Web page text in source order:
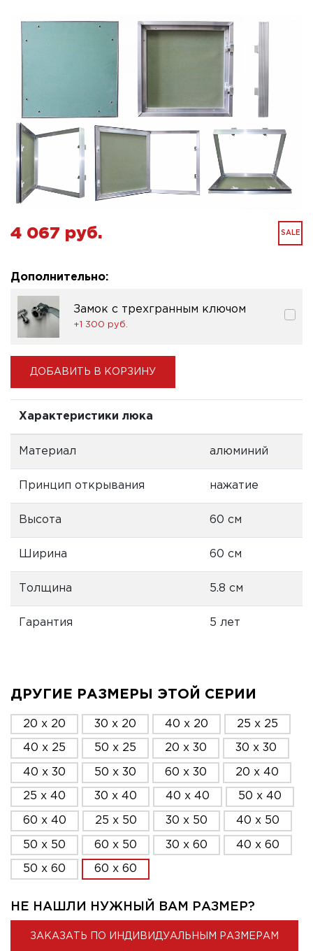
4 067 pуб. SALE
Дополнительно:
Замок с трехгранным ключом
+1 300 pуб.
ДОБАВИТЬ В КОРЗИНУ
Характеристики люка
Материал алюминий
Принцип открывания нажатие
Высота 60 см
Ширина 60 см
Толщина 5.8 см
Гарантия 5 лет
ДРУГИЕ РАЗМЕРЫ ЭТОЙ СЕРИИ
20 x 20 30 x 20 40 x 20 25 x 25
40 x 25 50 x 25 20 x 30 30 x 30
40 x 30 50 x 30 60 x 30 20 x 40
25 x 40 30 x 40 40 x 40 50 x 40
60 x 40 25 x 50 30 x 50 40 x 50
50 x 50 60 x 50 30 x 60 40 x 60
50 x 60 60 x 60
НЕ НАШЛИ НУЖНЫЙ ВАМ РАЗМЕР?
ЗАКАЗАТЬ ПО ИНДИВИДУАЛЬНЫМ РАЗМЕРАМ